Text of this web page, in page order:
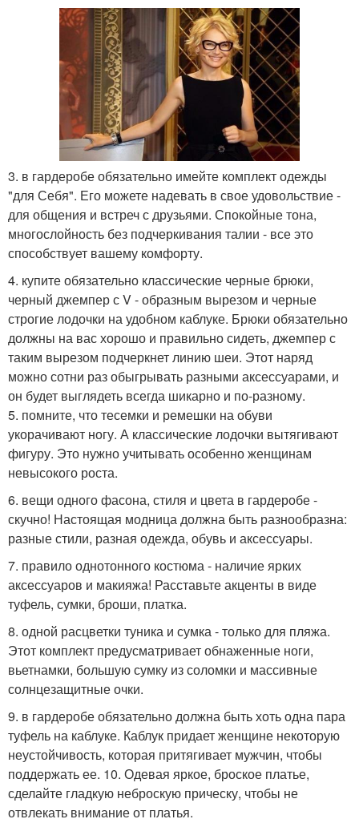
3. в гардеробе обязательно имейте комплект одежды
"для Себя". Его можете надевать в свое удовольствие -
для общения и встреч с друзьями. Спокойные тона,
многослойность без подчеркивания талии - все это
способствует вашему комфорту.
4. купите обязательно классические черные брюки,
черный джемпер с V - образным вырезом и черные
строгие лодочки на удобном каблуке. Брюки обязательно
должны на вас хорошо и правильно сидеть, джемпер с
таким вырезом подчеркнет линию шеи. Этот наряд
можно сотни раз обыгрывать разными аксессуарами, и
он будет выглядеть всегда шикарно и по-разному.
5. помните, что тесемки и ремешки на обуви
укорачивают ногу. А классические лодочки вытягивают
фигуру. Это нужно учитывать особенно женщинам
невысокого роста.
6. вещи одного фасона, стиля и цвета в гардеробе -
скучно! Настоящая модница должна быть разнообразна:
разные стили, разная одежда, обувь и аксессуары.
7. правило однотонного костюма - наличие ярких
аксессуаров и макияжа! Расставьте акценты в виде
туфель, сумки, броши, платка.
8. одной расцветки туника и сумка - только для пляжа.
Этот комплект предусматривает обнаженные ноги,
вьетнамки, большую сумку из соломки и массивные
солнцезащитные очки.
9. в гардеробе обязательно должна быть хоть одна пара
туфель на каблуке. Каблук придает женщине некоторую
неустойчивость, которая притягивает мужчин, чтобы
поддержать ее. 10. Одевая яркое, броское платье,
сделайте гладкую неброскую прическу, чтобы не
отвлекать внимание от платья.